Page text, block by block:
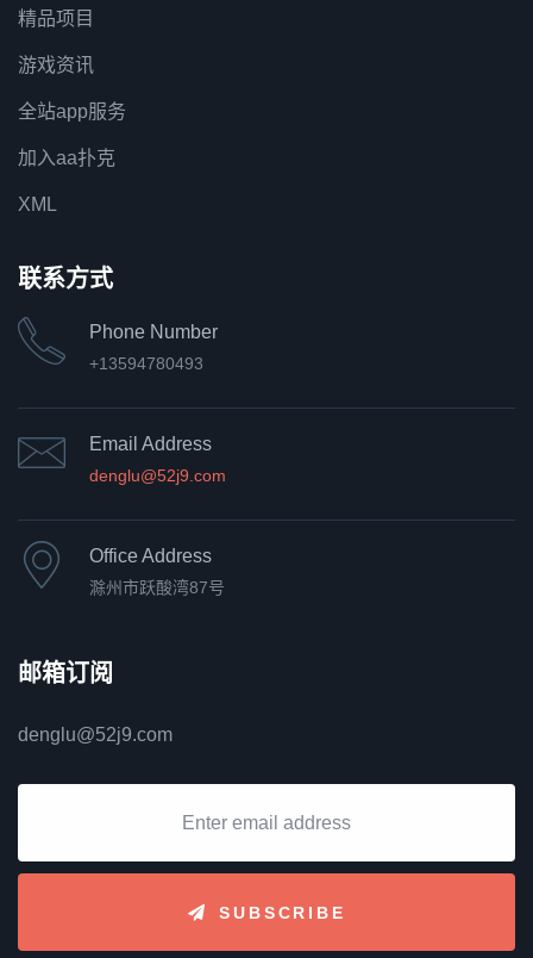
精品项目
游戏资讯
全站app服务
加入aa扑克
XML
联系方式
Phone Number
+13594780493
Email Address
denglu@52j9.com
Office Address
滁州市跃酸湾87号
邮箱订阅
denglu@52j9.com
SUBSCRIBE